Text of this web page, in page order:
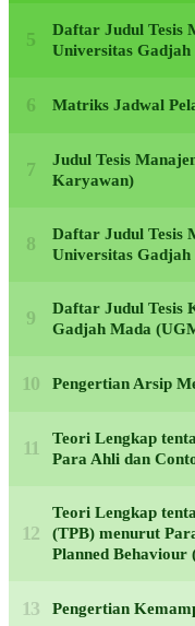
Daftar Judul Tesis
Universitas
Matriks Jadwal
Judul Tesis
Karyawan)
Daftar Judul Tesis
Universitas
Daftar Judul Tesis
Gadjah Mada
Pengertian Arsip
Teori Lengkap
Para Ahli dan
Teori Lengkap
(TPB) menurut
Planned Behaviour
Pengertian